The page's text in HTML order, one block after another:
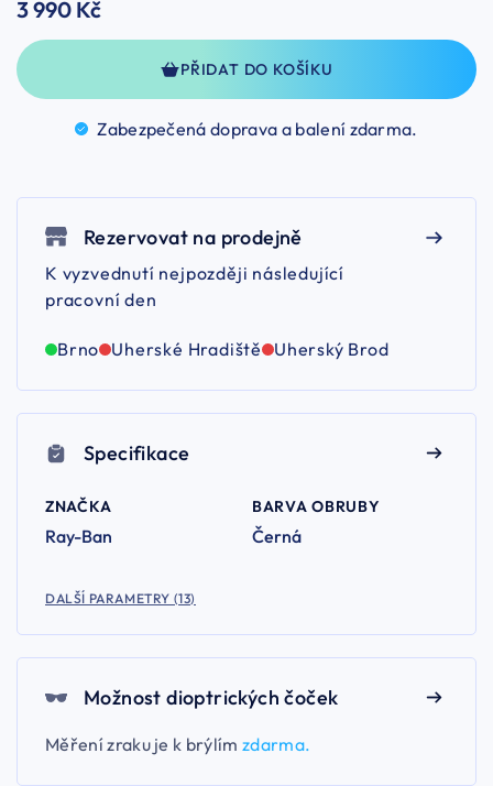
3 990 Kč
PŘIDAT DO KOŠÍKU
Zabezpečená doprava a balení zdarma.
Rezervovat na prodejně
K vyzvednutí nejpozději následující
pracovní den
Brno Uherské Hradiště Uherský Brod
Specifikace
ZNAČKA
Ray-Ban
BARVA OBRUBY
Černá
DALŠÍ PARAMETRY (13)
Možnost dioptrických čoček
Měření zraku je k brýlím zdarma.